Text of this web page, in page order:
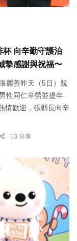
杯 向辛勤守護治
摯感謝與祝福〜
麗善昨天（5日）親
性同仁辛勞並提年
情歡迎，張縣長向辛
13 分享